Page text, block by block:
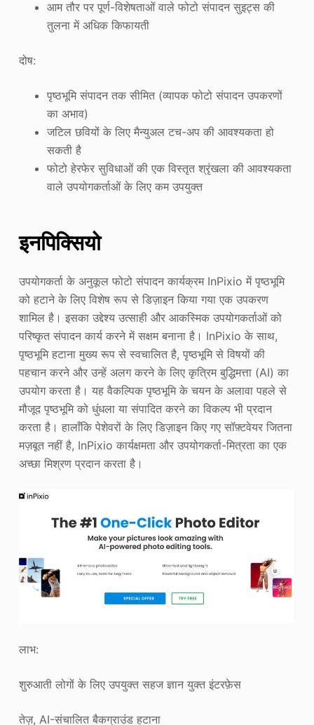
आम तौर पर पूर्ण-विशेषताओं वाले फोटो संपादन सुइट्स की
तुलना में अधिक किफायती
दोष:
पृष्ठभूमि संपादन तक सीमित (व्यापक फोटो संपादन उपकरणों
का अभाव)
जटिल छवियों के लिए मैन्युअल टच-अप की आवश्यकता हो
सकती है
फोटो हेरफेर सुविधाओं की एक विस्तृत श्रृंखला की आवश्यकता
वाले उपयोगकर्ताओं के लिए कम उपयुक्त
इनपिक्सियो
उपयोगकर्ता के अनुकूल फोटो संपादन कार्यक्रम InPixio में पृष्ठभूमि
को हटाने के लिए विशेष रूप से डिज़ाइन किया गया एक उपकरण
शामिल है। इसका उद्देश्य उत्साही और आकस्मिक उपयोगकर्ताओं को
परिष्कृत संपादन कार्य करने में सक्षम बनाना है। InPixio के साथ,
पृष्ठभूमि हटाना मुख्य रूप से स्वचालित है, पृष्ठभूमि से विषयों की
पहचान करने और उन्हें अलग करने के लिए कृत्रिम बुद्धिमत्ता (AI) का
उपयोग करता है। यह वैकल्पिक पृष्ठभूमि के चयन के अलावा पहले से
मौजूद पृष्ठभूमि को धुंधला या संपादित करने का विकल्प भी प्रदान
करता है। हालाँकि पेशेवरों के लिए डिज़ाइन किए गए सॉफ़्टवेयर जितना
मज़बूत नहीं है, InPixio कार्यक्षमता और उपयोगकर्ता-मित्रता का एक
अच्छा मिश्रण प्रदान करता है।
लाभ:
शुरुआती लोगों के लिए उपयुक्त सहज ज्ञान युक्त इंटरफ़ेस
तेज़, AI-संचालित बैकग्राउंड हटाना